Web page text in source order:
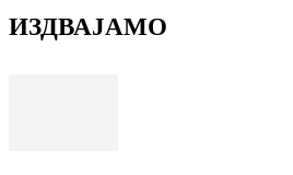
ИЗДВАЈАМО